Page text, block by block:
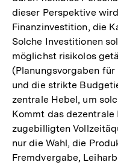
dieser Perspektive
Finanzinvestition, die
Solche Investitionen
möglichst risikolos
(Planungsvorgaben
und die strikte
zentrale Hebel, um
Kommt das
zugebilligten
nur die Wahl, die
Fremdvergabe,